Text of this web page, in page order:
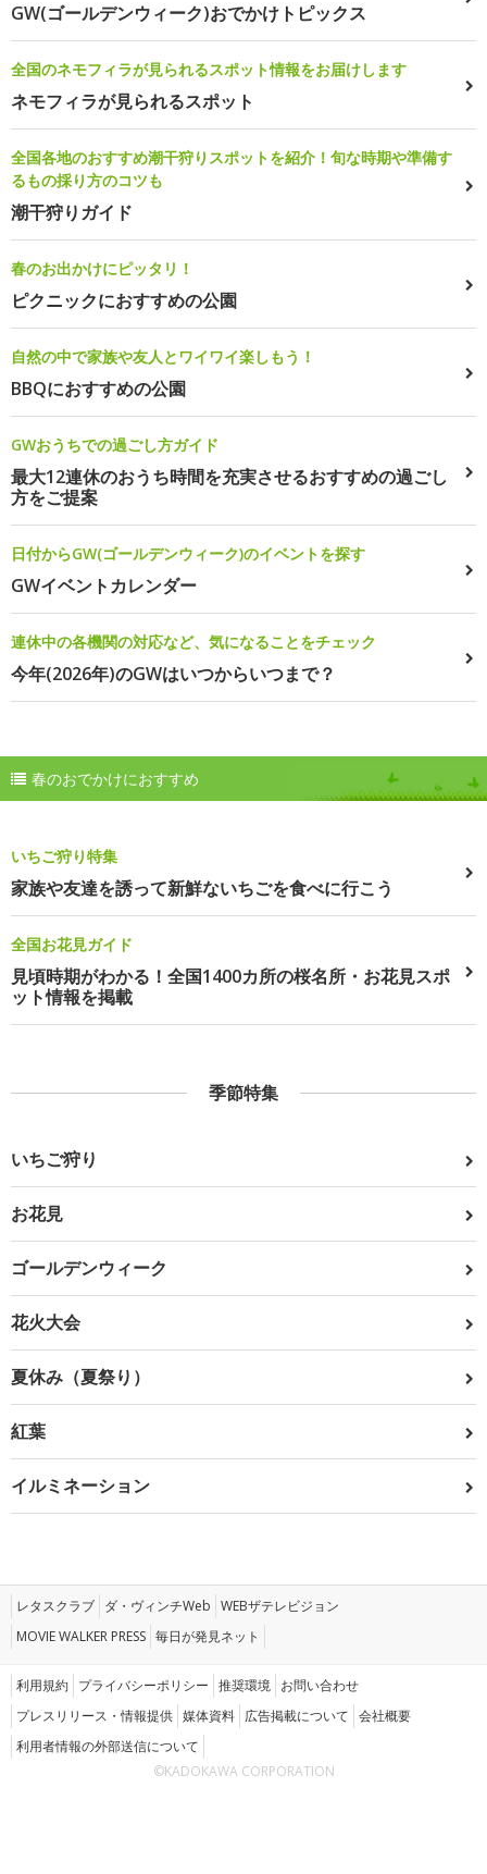
GW(ゴールデンウィーク)おでかけトピックス
全国のネモフィラが見られるスポット情報をお届けします
ネモフィラが見られるスポット
全国各地のおすすめ潮干狩りスポットを紹介！旬な時期や準備す
るもの採り方のコツも
潮干狩りガイド
春のお出かけにピッタリ！
ピクニックにおすすめの公園
自然の中で家族や友人とワイワイ楽しもう！
BBQにおすすめの公園
GWおうちでの過ごし方ガイド
最大12連休のおうち時間を充実させるおすすめの過ごし
方をご提案
日付からGW(ゴールデンウィーク)のイベントを探す
GWイベントカレンダー
連休中の各機関の対応など、気になることをチェック
今年(2026年)のGWはいつからいつまで？
春のおでかけにおすすめ
いちご狩り特集
家族や友達を誘って新鮮ないちごを食べに行こう
全国お花見ガイド
見頃時期がわかる！全国1400カ所の桜名所・お花見スポ
ット情報を掲載
季節特集
いちご狩り
お花見
ゴールデンウィーク
花火大会
夏休み（夏祭り）
紅葉
イルミネーション
レタスクラブ ダ・ヴィンチWeb WEBザテレビジョン
MOVIE WALKER PRESS 毎日が発見ネット
利用規約 プライバシーポリシー 推奨環境 お問い合わせ
プレスリリース・情報提供 媒体資料 広告掲載について 会社概要
利用者情報の外部送信について
©KADOKAWA CORPORATION